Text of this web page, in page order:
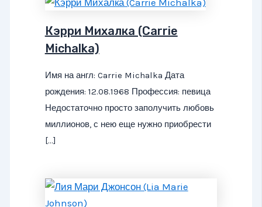
Кэрри Михалка (Carrie
Michalka)
Имя на англ: Carrie Michalka Дата
рождения: 12.08.1968 Профессия: певица
Недостаточно просто заполучить любовь
миллионов, с нею еще нужно приобрести
[…]